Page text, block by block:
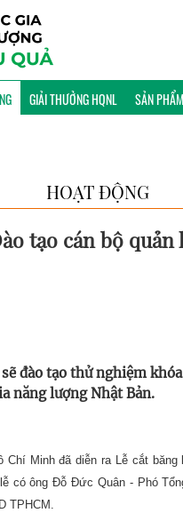
GIẢI THƯỞNG HQNL SẢN
HOẠT ĐỘNG
tạo cán bộ quản
đào tạo thử nghiệm
năng lượng Nhật Bản.
Chí Minh đã diễn ra Lễ cắt
có ông Đỗ Đức Quân - Phó
TPHCM.